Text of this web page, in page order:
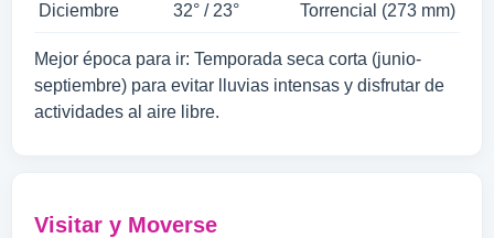
Diciembre 32° / 23° Torrencial (273 mm)
Mejor época para ir: Temporada seca corta (junio-
septiembre) para evitar lluvias intensas y disfrutar de
actividades al aire libre.
Visitar y Moverse